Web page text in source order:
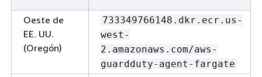
Oeste de
EE. UU.
(Oregón)
733349766148.dkr.ecr.us-
west-
2.amazonaws.com/aws-
guardduty-agent-fargate